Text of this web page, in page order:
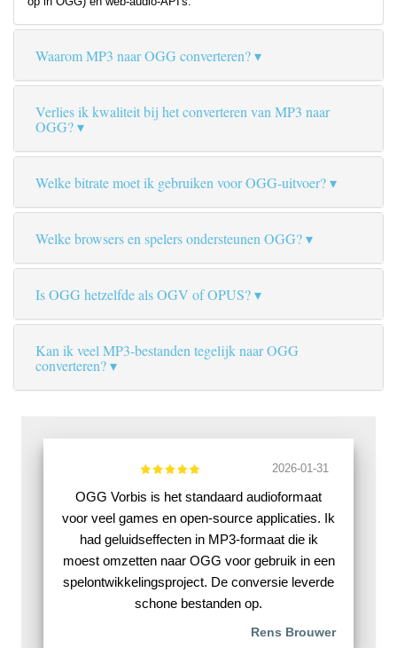
Waarom MP3 naar OGG converteren?
Verlies ik kwaliteit bij het converteren van MP3 naar
OGG?
Welke bitrate moet ik gebruiken voor OGG-uitvoer?
Welke browsers en spelers ondersteunen OGG?
Is OGG hetzelfde als OGV of OPUS?
Kan ik veel MP3-bestanden tegelijk naar OGG
converteren?
2026-01-31
OGG Vorbis is het standaard audioformaat
voor veel games en open-source applicaties. Ik
had geluidseffecten in MP3-formaat die ik
moest omzetten naar OGG voor gebruik in een
spelontwikkelingsproject. De conversie leverde
schone bestanden op.
Rens Brouwer